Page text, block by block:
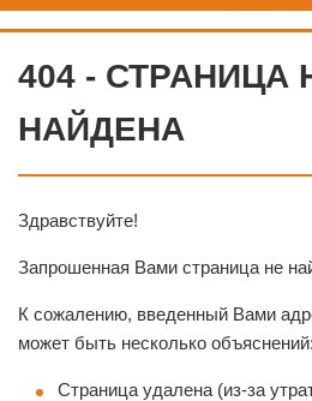
404 - СТРАНИЦА
НАЙДЕНА
Здравствуйте!
Запрошенная Вами страница не
К сожалению, введенный Вами
может быть несколько объяснений:
Страница удалена (из-за